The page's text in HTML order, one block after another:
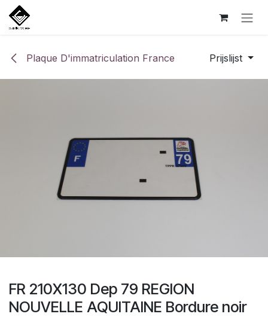
Overslaan naar inhoud
Plaque D'immatriculation France Prijslijst
FR 210X130 Dep 79 REGION
NOUVELLE AQUITAINE Bordure noir